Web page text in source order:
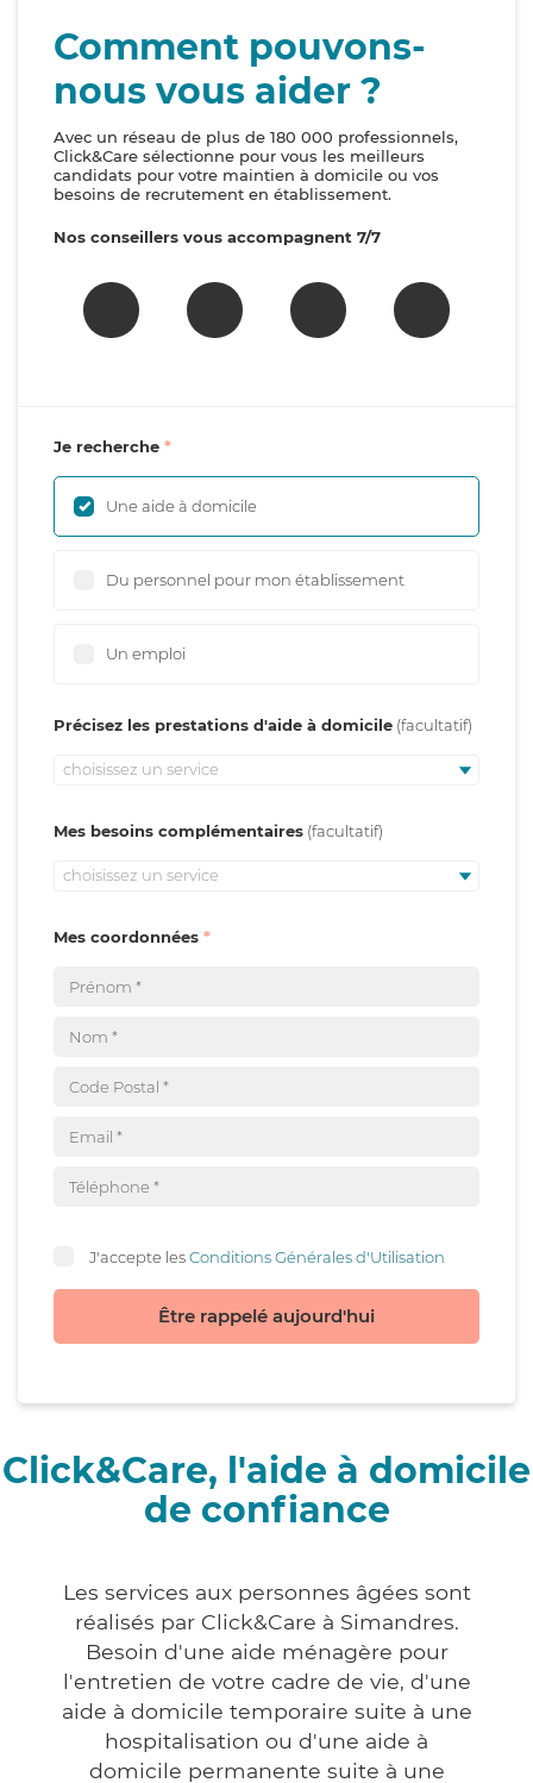
Comment pouvons-
nous vous aider ?
Avec un réseau de plus de 180 000 professionnels,
Click&Care sélectionne pour vous les meilleurs
candidats pour votre maintien à domicile ou vos
besoins de recrutement en établissement.
Nos conseillers vous accompagnent 7/7
Je recherche
Une aide à domicile
Du personnel pour mon établissement
Un emploi
Précisez les prestations d'aide à domicile
choisissez un service
Mes besoins complémentaires
choisissez un service
Mes coordonnées
J'accepte lesConditions Générales d'Utilisation
Être rappelé aujourd'hui
Click&Care, l'aide à domicile
de confiance
Les services aux personnes âgées sont
réalisés par Click&Care à Simandres.
Besoin d'une aide ménagère pour
l'entretien de votre cadre de vie, d'une
aide à domicile temporaire suite à une
hospitalisation ou d'une aide à
domicile permanente suite à une